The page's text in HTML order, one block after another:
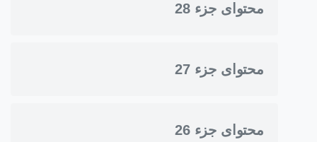
محتوای جزء 28
محتوای جزء 27
محتوای جزء 26